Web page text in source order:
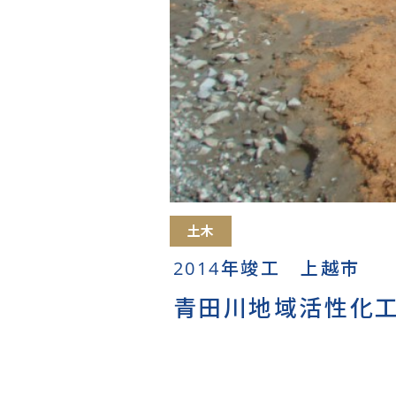
土木
2014年竣工 上越市
青田川地域活性化